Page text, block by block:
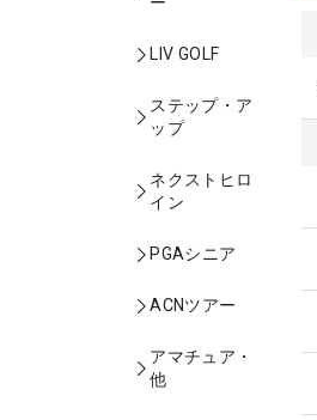
LIV GOLF
ステップ・ア
ップ
ネクストヒロ
イン
PGAシニア
ACNツアー
アマチュア・
他